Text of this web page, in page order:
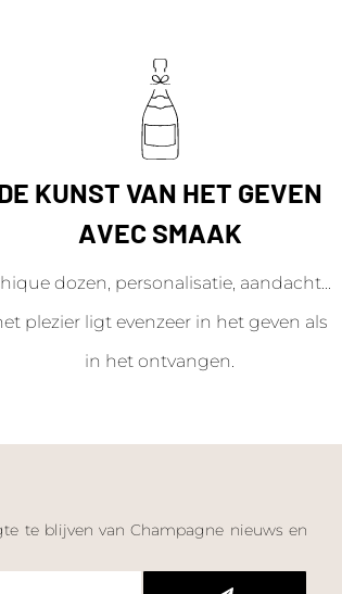
KUNST VAN HET GEVEN
AVEC SMAAK
dozen, personalisatie, aandacht...
plezier ligt evenzeer in het geven als
in het ontvangen.
te blijven van Champagne nieuws en